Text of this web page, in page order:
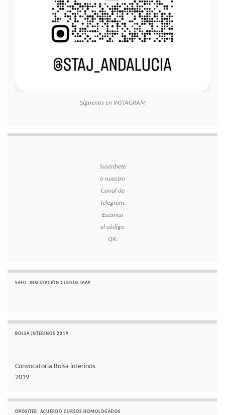
Síguenos en INSTAGRAM
Suscríbete
a nuestro
Canal de
Telegram.
Escanea
el código
QR.
SAFO: INSCRIPCIÓN CURSOS IAAP
BOLSA INTERINOS 2019
Convocatoria Bolsa interinos
2019
OPOSITER. ACUERDO CURSOS HOMOLOGADOS